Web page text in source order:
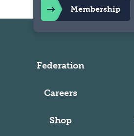
Federation
Careers
Shop
Membership